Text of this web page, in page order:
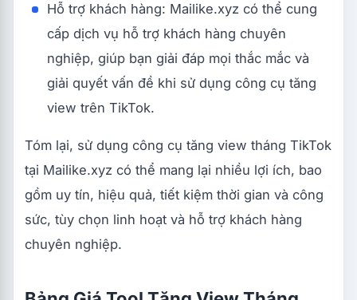
Hỗ trợ khách hàng: Mailike.xyz có thể cung
cấp dịch vụ hỗ trợ khách hàng chuyên
nghiệp, giúp bạn giải đáp mọi thắc mắc và
giải quyết vấn đề khi sử dụng công cụ tăng
view trên TikTok.
Tóm lại, sử dụng công cụ tăng view tháng TikTok
tại Mailike.xyz có thể mang lại nhiều lợi ích, bao
gồm uy tín, hiệu quả, tiết kiệm thời gian và công
sức, tùy chọn linh hoạt và hỗ trợ khách hàng
chuyên nghiệp.